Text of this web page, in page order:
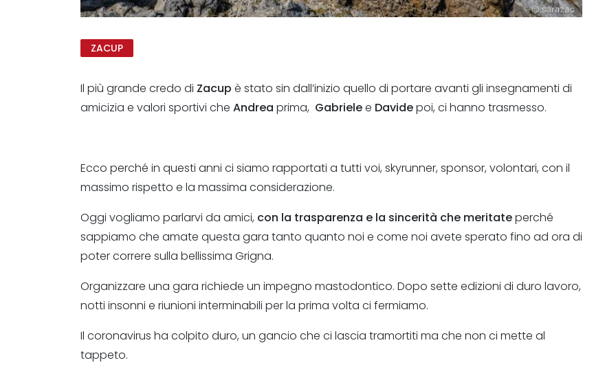
ZACUP
Il più grande credo di Zacup è stato sin dall’inizio quello di portare avanti gli insegnamenti di
amicizia e valori sportivi che Andrea prima, Gabrielee Davidepoi, ci hanno trasmesso.
Ecco perché in questi anni ci siamo rapportati a tutti voi, skyrunner, sponsor, volontari, con il
massimo rispetto e la massima considerazione.
Oggi vogliamo parlarvi da amici, con la trasparenza e la sincerità che meritateperché
sappiamo che amate questa gara tanto quanto noi e come noi avete sperato fino ad ora di
poter correre sulla bellissima Grigna.
Organizzare una gara richiede un impegno mastodontico. Dopo sette edizioni di duro lavoro,
notti insonni e riunioni interminabili per la prima volta ci fermiamo.
Il coronavirus ha colpito duro, un gancio che ci lascia tramortiti ma che non ci mette al
tappeto.